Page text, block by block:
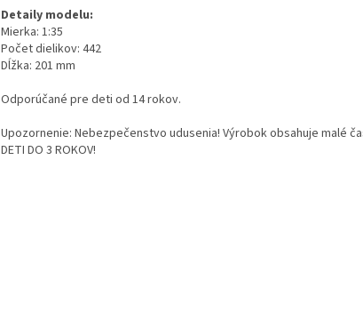
Detaily modelu:
Mierka: 1:35
Počet dielikov: 442
Dĺžka: 201 mm
Odporúčané pre deti od 14 rokov.
Upozornenie: Nebezpečenstvo udusenia! Výrobok obsahuje malé
DETI DO 3 ROKOV!